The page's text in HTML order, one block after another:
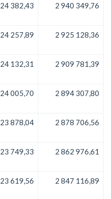
24 382,43 2 940 349,76
24 257,89 2 925 128,36
24 132,31 2 909 781,39
24 005,70 2 894 307,80
23 878,04 2 878 706,56
23 749,33 2 862 976,61
23 619,56 2 847 116,89